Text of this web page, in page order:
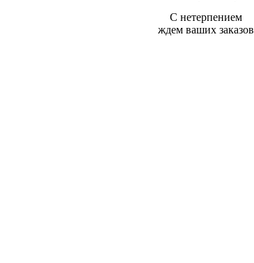
С нетерпением
ждем ваших заказов